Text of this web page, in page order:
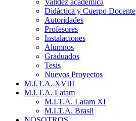
Validez académica
Didáctica y Cuerpo Docente
Autoridades
Profesores
Instalaciones
Alumnos
Graduados
Tesis
Nuevos Proyectos
M.I.T.A. XVIII
M.I.T.A. Latam
M.I.T.A. Latam XI
M.I.T.A. Brasil